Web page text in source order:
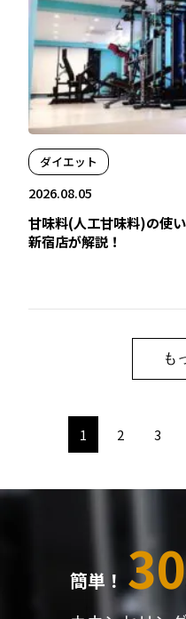
ダイエット
2026.08.05
甘味料(人工甘味料)の使
新宿店が解説！
も
1 2 3
簡単！ 30